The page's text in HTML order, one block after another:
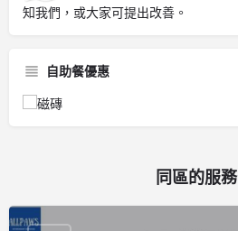
知我們，或大家可提出改善。
自助餐優惠
同區的服務